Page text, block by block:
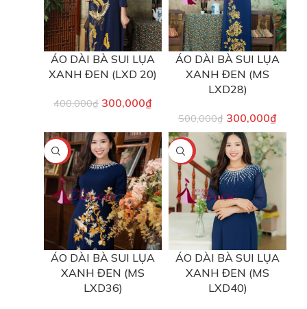
ÁO DÀI BÀ SUI LỤA
XANH ĐEN (LXD 20)
400,000₫ 300,000₫
ÁO DÀI BÀ SUI LỤA
XANH ĐEN (MS
LXD28)
500,000₫ 300,000₫
-40%
ÁO DÀI BÀ SUI LỤA
XANH ĐEN (MS
LXD36)
-40%
ÁO DÀI BÀ SUI LỤA
XANH ĐEN (MS
LXD40)